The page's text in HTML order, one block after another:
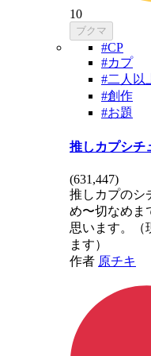
10
ブクマ
#CP
#カプ
#二人以
#創作
#お題
推しカプシチ
(631,447)
推しカプのシ
め〜切なめま
思います。（
ます）
作者 原チキ